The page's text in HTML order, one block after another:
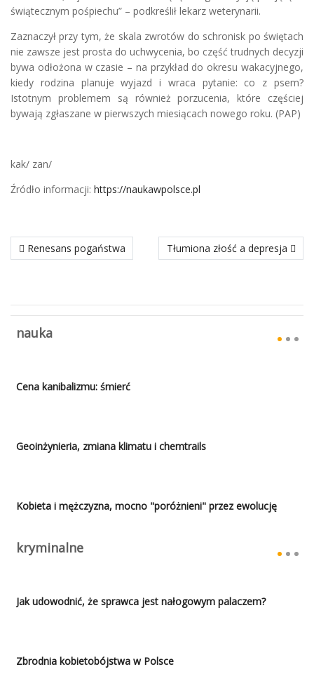
świątecznym pośpiechu” – podkreślił lekarz weterynarii.
Zaznaczył przy tym, że skala zwrotów do schronisk po świętach
nie zawsze jest prosta do uchwycenia, bo część trudnych decyzji
bywa odłożona w czasie – na przykład do okresu wakacyjnego,
kiedy rodzina planuje wyjazd i wraca pytanie: co z psem?
Istotnym problemem są również porzucenia, które częściej
bywają zgłaszane w pierwszych miesiącach nowego roku. (PAP)
kak/ zan/
Źródło informacji: https://naukawpolsce.pl
poprzedni materiał: Renesans pogaństwa
Renesans pogaństwa następny materiał: Tłumiona
Tłumiona złość a depresja
nauka
Cena kanibalizmu: śmierć
Geoinżynieria, zmiana klimatu i chemtrails
Kobieta i mężczyzna, mocno "poróżnieni" przez ewolucję
kryminalne
Jak udowodnić, że sprawca jest nałogowym palaczem?
Zbrodnia kobietobójstwa w Polsce